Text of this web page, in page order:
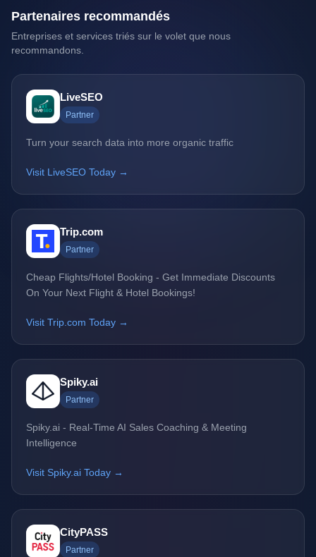
Partenaires recommandés
Entreprises et services triés sur le volet que nous
recommandons.
LiveSEO
Partner
Turn your search data into more organic traffic
Visit LiveSEO Today →
Trip.com
Partner
Cheap Flights/Hotel Booking - Get Immediate Discounts
On Your Next Flight & Hotel Bookings!
Visit Trip.com Today →
Spiky.ai
Partner
Spiky.ai - Real-Time AI Sales Coaching & Meeting
Intelligence
Visit Spiky.ai Today →
CityPASS
Partner